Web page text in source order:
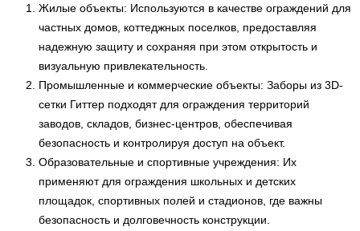
Жилые объекты: Используются в качестве ограждений для
частных домов, коттеджных поселков, предоставляя
надежную защиту и сохраняя при этом открытость и
визуальную привлекательность.
Промышленные и коммерческие объекты: Заборы из 3D-
сетки Гиттер подходят для ограждения территорий
заводов, складов, бизнес-центров, обеспечивая
безопасность и контролируя доступ на объект.
Образовательные и спортивные учреждения: Их
применяют для ограждения школьных и детских
площадок, спортивных полей и стадионов, где важны
безопасность и долговечность конструкции.